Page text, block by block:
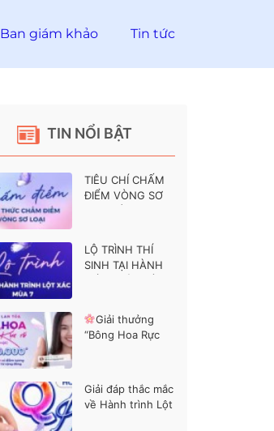
Ban giám khảo Tin tức
TIN NỔI BẬT
TIÊU CHÍ CHẤM
ĐIỂM VÒNG SƠ
LỘ TRÌNH THÍ
SINH TẠI HÀNH
Giải thưởng
“Bông Hoa Rực
Giải đáp thắc mắc
về Hành trình Lột